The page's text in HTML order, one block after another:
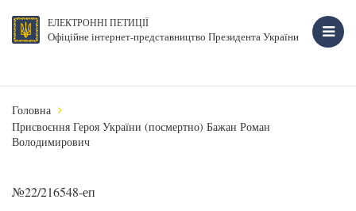
ЕЛЕКТРОННІ ПЕТИЦІЇ
Офіційне інтернет-представництво Президента України
Головна
Присвоєння Героя України (посмертно) Бажан Роман
Володимирович
№22/216548-еп